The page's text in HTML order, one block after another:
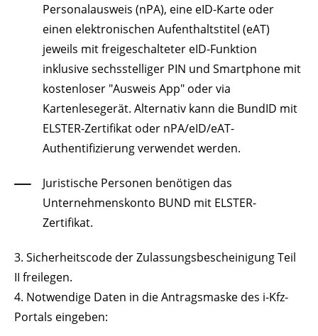
Personalausweis (nPA), eine eID-Karte oder
einen elektronischen Aufenthaltstitel (eAT)
jeweils mit freigeschalteter eID-Funktion
inklusive sechsstelliger PIN und Smartphone mit
kostenloser "Ausweis App" oder via
Kartenlesegerät. Alternativ kann die BundID mit
ELSTER-Zertifikat oder nPA/eID/eAT-
Authentifizierung verwendet werden.
Juristische Personen benötigen das
Unternehmenskonto BUND mit ELSTER-
Zertifikat.
3. Sicherheitscode der Zulassungsbescheinigung Teil
II freilegen.
4. Notwendige Daten in die Antragsmaske des i-Kfz-
Portals eingeben: